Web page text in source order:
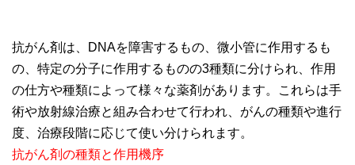
抗がん剤は、DNAを障害するもの、微小管に作用するも
の、特定の分子に作用するものの3種類に分けられ、作用
の仕方や種類によって様々な薬剤があります。これらは手
術や放射線治療と組み合わせて行われ、がんの種類や進行
度、治療段階に応じて使い分けられます。
抗がん剤の種類と作用機序